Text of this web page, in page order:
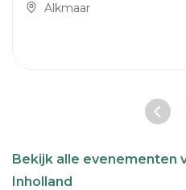
Alkmaar
Bekijk alle evenementen
Inholland